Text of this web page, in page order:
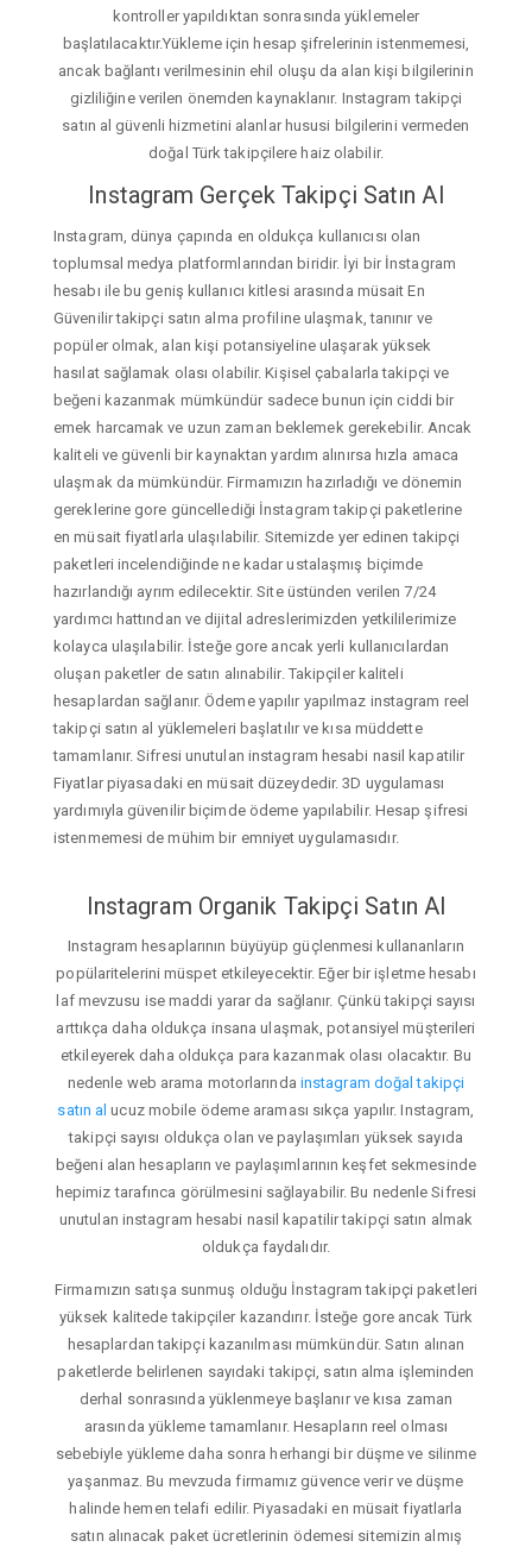
kontroller yapıldıktan sonrasında yüklemeler
başlatılacaktır.Yükleme için hesap şifrelerinin istenmemesi,
ancak bağlantı verilmesinin ehil oluşu da alan kişi bilgilerinin
gizliliğine verilen önemden kaynaklanır. Instagram takipçi
satın al güvenli hizmetini alanlar hususi bilgilerini vermeden
doğal Türk takipçilere haiz olabilir.
Instagram Gerçek Takipçi Satın Al
Instagram, dünya çapında en oldukça kullanıcısı olan
toplumsal medya platformlarından biridir. İyi bir İnstagram
hesabı ile bu geniş kullanıcı kitlesi arasında müsait En
Güvenilir takipçi satın alma profiline ulaşmak, tanınır ve
popüler olmak, alan kişi potansiyeline ulaşarak yüksek
hasılat sağlamak olası olabilir. Kişisel çabalarla takipçi ve
beğeni kazanmak mümkündür sadece bunun için ciddi bir
emek harcamak ve uzun zaman beklemek gerekebilir. Ancak
kaliteli ve güvenli bir kaynaktan yardım alınırsa hızla amaca
ulaşmak da mümkündür. Firmamızın hazırladığı ve dönemin
gereklerine gore güncellediği İnstagram takipçi paketlerine
en müsait fiyatlarla ulaşılabilir. Sitemizde yer edinen takipçi
paketleri incelendiğinde ne kadar ustalaşmış biçimde
hazırlandığı ayrım edilecektir. Site üstünden verilen 7/24
yardımcı hattından ve dijital adreslerimizden yetkililerimize
kolayca ulaşılabilir. İsteğe gore ancak yerli kullanıcılardan
oluşan paketler de satın alınabilir. Takipçiler kaliteli
hesaplardan sağlanır. Ödeme yapılır yapılmaz instagram reel
takipçi satın al yüklemeleri başlatılır ve kısa müddette
tamamlanır. Sifresi unutulan instagram hesabi nasil kapatilir
Fiyatlar piyasadaki en müsait düzeydedir. 3D uygulaması
yardımıyla güvenilir biçimde ödeme yapılabilir. Hesap şifresi
istenmemesi de mühim bir emniyet uygulamasıdır.
Instagram Organik Takipçi Satın Al
Instagram hesaplarının büyüyüp güçlenmesi kullananların
popülaritelerini müspet etkileyecektir. Eğer bir işletme hesabı
laf mevzusu ise maddi yarar da sağlanır. Çünkü takipçi sayısı
arttıkça daha oldukça insana ulaşmak, potansiyel müşterileri
etkileyerek daha oldukça para kazanmak olası olacaktır. Bu
nedenle web arama motorlarında instagram doğal takipçi
satın al ucuz mobile ödeme araması sıkça yapılır. Instagram,
takipçi sayısı oldukça olan ve paylaşımları yüksek sayıda
beğeni alan hesapların ve paylaşımlarının keşfet sekmesinde
hepimiz tarafınca görülmesini sağlayabilir. Bu nedenle Sifresi
unutulan instagram hesabi nasil kapatilir takipçi satın almak
oldukça faydalıdır.
Firmamızın satışa sunmuş olduğu İnstagram takipçi paketleri
yüksek kalitede takipçiler kazandırır. İsteğe gore ancak Türk
hesaplardan takipçi kazanılması mümkündür. Satın alınan
paketlerde belirlenen sayıdaki takipçi, satın alma işleminden
derhal sonrasında yüklenmeye başlanır ve kısa zaman
arasında yükleme tamamlanır. Hesapların reel olması
sebebiyle yükleme daha sonra herhangi bir düşme ve silinme
yaşanmaz. Bu mevzuda firmamız güvence verir ve düşme
halinde hemen telafi edilir. Piyasadaki en müsait fiyatlarla
satın alınacak paket ücretlerinin ödemesi sitemizin almış